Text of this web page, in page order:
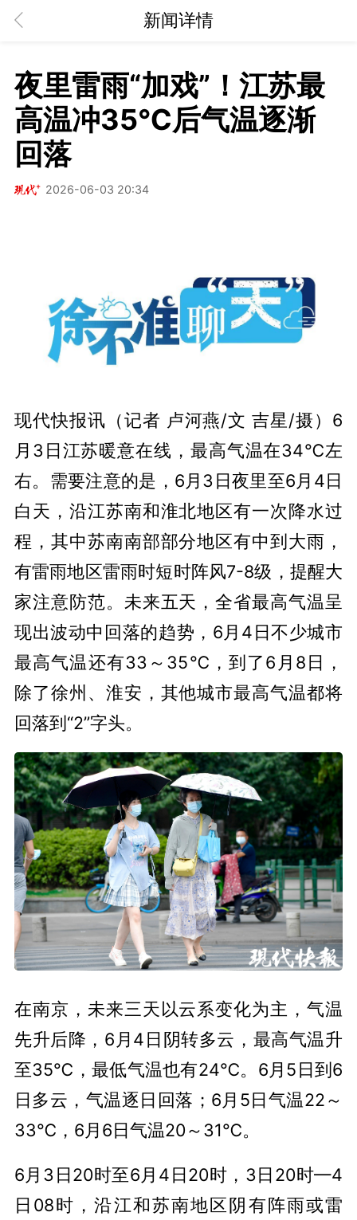
新闻详情
夜里雷雨“加戏”！江苏最
高温冲35℃后气温逐渐
回落
2026-06-03 20:34
现代快报讯（记者 卢河燕/文 吉星/摄）6
月3日江苏暖意在线，最高气温在34℃左
右。需要注意的是，6月3日夜里至6月4日
白天，沿江苏南和淮北地区有一次降水过
程，其中苏南南部部分地区有中到大雨，
有雷雨地区雷雨时短时阵风7-8级，提醒大
家注意防范。未来五天，全省最高气温呈
现出波动中回落的趋势，6月4日不少城市
最高气温还有33～35℃，到了6月8日，
除了徐州、淮安，其他城市最高气温都将
回落到“2”字头。
在南京，未来三天以云系变化为主，气温
先升后降，6月4日阴转多云，最高气温升
至35℃，最低气温也有24℃。6月5日到6
日多云，气温逐日回落；6月5日气温22～
33℃，6月6日气温20～31℃。
6月3日20时至6月4日20时，3日20时—4
日08时，沿江和苏南地区阴有阵雨或雷